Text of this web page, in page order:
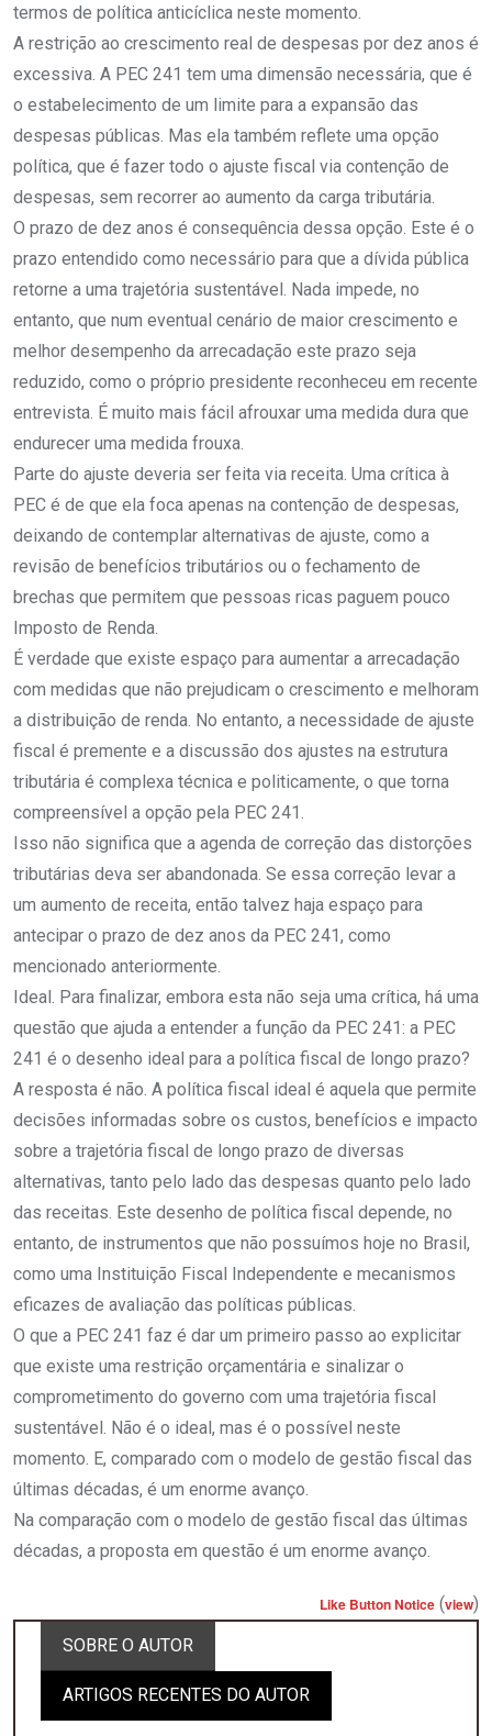
termos de política anticíclica neste momento.
A restrição ao crescimento real de despesas por dez anos é
excessiva. A PEC 241 tem uma dimensão necessária, que é
o estabelecimento de um limite para a expansão das
despesas públicas. Mas ela também reflete uma opção
política, que é fazer todo o ajuste fiscal via contenção de
despesas, sem recorrer ao aumento da carga tributária.
O prazo de dez anos é consequência dessa opção. Este é o
prazo entendido como necessário para que a dívida pública
retorne a uma trajetória sustentável. Nada impede, no
entanto, que num eventual cenário de maior crescimento e
melhor desempenho da arrecadação este prazo seja
reduzido, como o próprio presidente reconheceu em recente
entrevista. É muito mais fácil afrouxar uma medida dura que
endurecer uma medida frouxa.
Parte do ajuste deveria ser feita via receita. Uma crítica à
PEC é de que ela foca apenas na contenção de despesas,
deixando de contemplar alternativas de ajuste, como a
revisão de benefícios tributários ou o fechamento de
brechas que permitem que pessoas ricas paguem pouco
Imposto de Renda.
É verdade que existe espaço para aumentar a arrecadação
com medidas que não prejudicam o crescimento e melhoram
a distribuição de renda. No entanto, a necessidade de ajuste
fiscal é premente e a discussão dos ajustes na estrutura
tributária é complexa técnica e politicamente, o que torna
compreensível a opção pela PEC 241.
Isso não significa que a agenda de correção das distorções
tributárias deva ser abandonada. Se essa correção levar a
um aumento de receita, então talvez haja espaço para
antecipar o prazo de dez anos da PEC 241, como
mencionado anteriormente.
Ideal. Para finalizar, embora esta não seja uma crítica, há uma
questão que ajuda a entender a função da PEC 241: a PEC
241 é o desenho ideal para a política fiscal de longo prazo?
A resposta é não. A política fiscal ideal é aquela que permite
decisões informadas sobre os custos, benefícios e impacto
sobre a trajetória fiscal de longo prazo de diversas
alternativas, tanto pelo lado das despesas quanto pelo lado
das receitas. Este desenho de política fiscal depende, no
entanto, de instrumentos que não possuímos hoje no Brasil,
como uma Instituição Fiscal Independente e mecanismos
eficazes de avaliação das políticas públicas.
O que a PEC 241 faz é dar um primeiro passo ao explicitar
que existe uma restrição orçamentária e sinalizar o
comprometimento do governo com uma trajetória fiscal
sustentável. Não é o ideal, mas é o possível neste
momento. E, comparado com o modelo de gestão fiscal das
últimas décadas, é um enorme avanço.
Na comparação com o modelo de gestão fiscal das últimas
décadas, a proposta em questão é um enorme avanço.
Like Button Notice (view)
SOBRE O AUTOR
ARTIGOS RECENTES DO AUTOR